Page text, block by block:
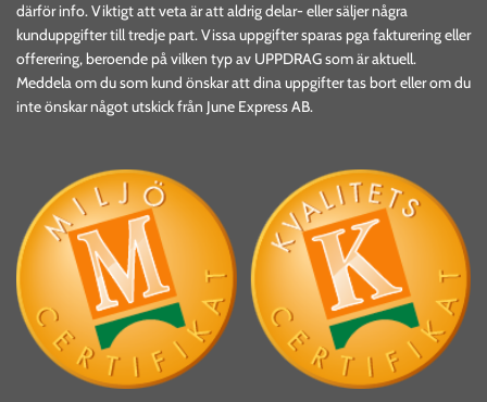
därför info. Viktigt att veta är att aldrig delar- eller säljer några
kunduppgifter till tredje part. Vissa uppgifter sparas pga fakturering eller
offerering, beroende på vilken typ av UPPDRAG som är aktuell.
Meddela om du som kund önskar att dina uppgifter tas bort eller om du
inte önskar något utskick från June Express AB.